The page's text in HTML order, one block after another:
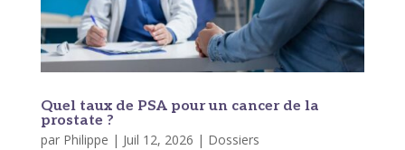
Quel taux de PSA pour un cancer de la
prostate ?
par Philippe | Juil 12, 2026 | Dossiers